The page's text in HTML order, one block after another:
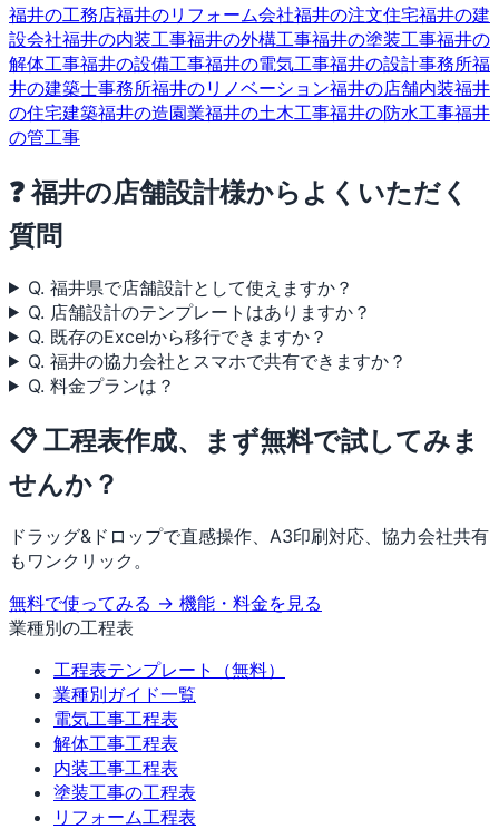
福井の工務店福井のリフォーム会社福井の注文住宅福井の建
設会社福井の内装工事福井の外構工事福井の塗装工事福井の
解体工事福井の設備工事福井の電気工事福井の設計事務所福
井の建築士事務所福井のリノベーション福井の店舗内装福井
の住宅建築福井の造園業福井の土木工事福井の防水工事福井
の管工事
❓ 福井の店舗設計様からよくいただく
質問
Q. 福井県で店舗設計として使えますか？
Q. 店舗設計のテンプレートはありますか？
Q. 既存のExcelから移行できますか？
Q. 福井の協力会社とスマホで共有できますか？
Q. 料金プランは？
📋 工程表作成、まず無料で試してみま
せんか？
ドラッグ&ドロップで直感操作、A3印刷対応、協力会社共有
もワンクリック。
無料で使ってみる → 機能・料金を見る
業種別の工程表
工程表テンプレート（無料）
業種別ガイド一覧
電気工事工程表
解体工事工程表
内装工事工程表
塗装工事の工程表
リフォーム工程表